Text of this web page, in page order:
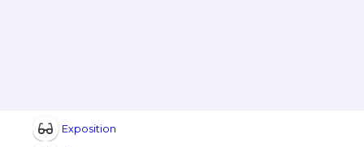
Exposition